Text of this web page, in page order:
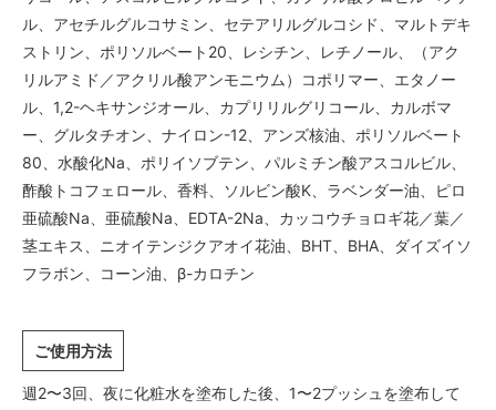
ル、アセチルグルコサミン、セテアリルグルコシド、マルトデキ
ストリン、ポリソルベート20、レシチン、レチノール、（アク
リルアミド／アクリル酸アンモニウム）コポリマー、エタノー
ル、1,2-ヘキサンジオール、カプリリルグリコール、カルボマ
ー、グルタチオン、ナイロン-12、アンズ核油、ポリソルベート
80、水酸化Na、ポリイソブテン、パルミチン酸アスコルビル、
酢酸トコフェロール、香料、ソルビン酸K、ラベンダー油、ピロ
亜硫酸Na、亜硫酸Na、EDTA-2Na、カッコウチョロギ花／葉／
茎エキス、ニオイテンジクアオイ花油、BHT、BHA、ダイズイソ
フラボン、コーン油、β-カロチン
ご使用方法
週2〜3回、夜に化粧水を塗布した後、1〜2プッシュを塗布して